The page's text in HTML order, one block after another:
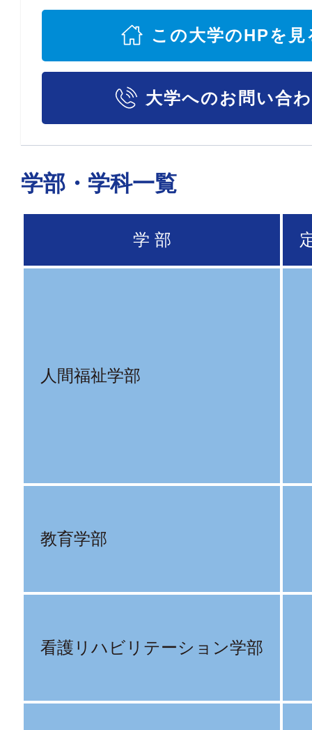
この大学のHPを見
大学へのお問い合
学部・学科一覧
学 部
人間福祉学部
教育学部
看護リハビリテーション学部